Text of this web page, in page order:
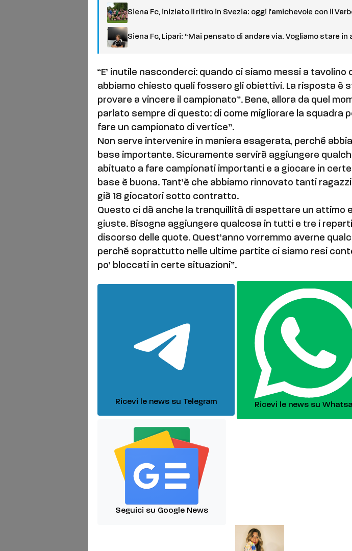
Siena Fc, iniziato il ritiro in Svezia: oggi l’amichevole con il
Siena Fc, Lipari: “Mai pensato di andare via. Vogliamo stare in
“E’ inutile nasconderci: quando ci siamo messi a tavolino
abbiamo chiesto quali fossero gli obiettivi. La risposta è
provare a vincere il campionato”. Bene, allora da quel
parlato sempre di questo: di come migliorare la squadra
fare un campionato di vertice”.
Non serve intervenire in maniera esagerata, perché
base importante. Sicuramente servirà aggiungere
abituato a fare campionati importanti e a giocare in certe
base è buona. Tant’è che abbiamo rinnovato tanti
già 18 giocatori sotto contratto.
Questo ci dà anche la tranquillità di aspettare un attimo
giuste. Bisogna aggiungere qualcosa in tutti e tre i
discorso delle quote. Quest’anno vorremmo averne
perché soprattutto nelle ultime partite ci siamo resi
po’ bloccati in certe situazioni”.
Ricevi le news su Telegram Ricevi le news su
Seguici su Google News